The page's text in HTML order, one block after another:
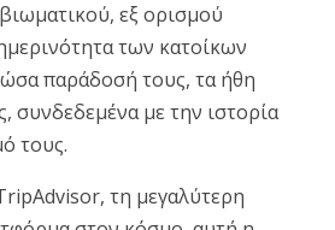
εξ ορισμού
των κατοίκων
παράδοσή τους, τα ήθη
συνδεδεμένα με την ιστορία
τους.
τη μεγαλύτερη